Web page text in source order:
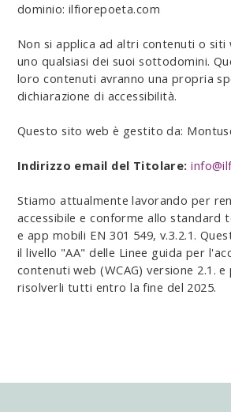
dominio: ilfiorepoeta.com
Non si applica ad altri contenuti o siti
uno qualsiasi dei suoi sottodomini.
loro contenuti avranno una propria
dichiarazione di accessibilità.
Questo sito web è gestito da:
Indirizzo email del Titolare:
Stiamo attualmente lavorando per
accessibile e conforme allo standard
e app mobili EN 301 549, v.3.2.1.
il livello "AA" delle Linee guida per
contenuti web (WCAG) versione 2.1.
risolverli tutti entro la fine del 2025.